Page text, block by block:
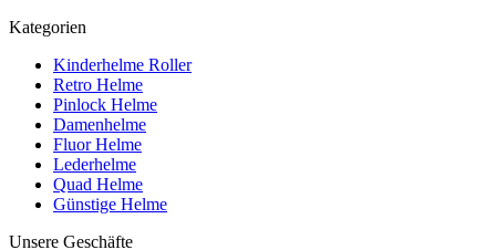
Kategorien
Kinderhelme Roller
Retro Helme
Pinlock Helme
Damenhelme
Fluor Helme
Lederhelme
Quad Helme
Günstige Helme
Unsere Geschäfte